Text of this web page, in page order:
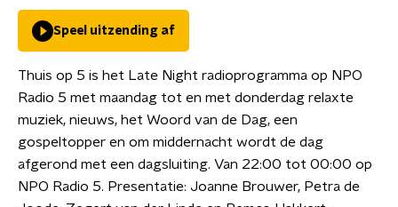
Speel uitzending af
Thuis op 5 is het Late Night radioprogramma op NPO
Radio 5 met maandag tot en met donderdag relaxte
muziek, nieuws, het Woord van de Dag, een
gospeltopper en om middernacht wordt de dag
afgerond met een dagsluiting. Van 22:00 tot 00:00 op
NPO Radio 5. Presentatie: Joanne Brouwer, Petra de